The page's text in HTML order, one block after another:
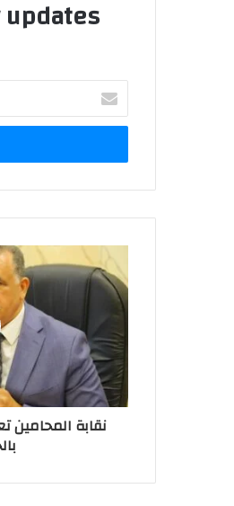
أدخل
بريدك
الإلكتروني
نقابة المحامين